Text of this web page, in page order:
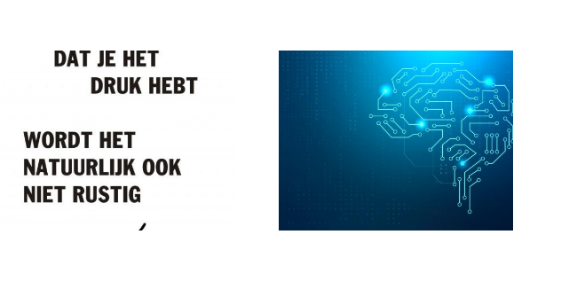
Acquisitie is
een vak